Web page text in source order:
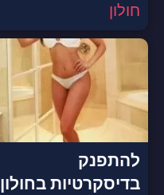
חולון
להתפנק
בדיסקרטיות בחולון